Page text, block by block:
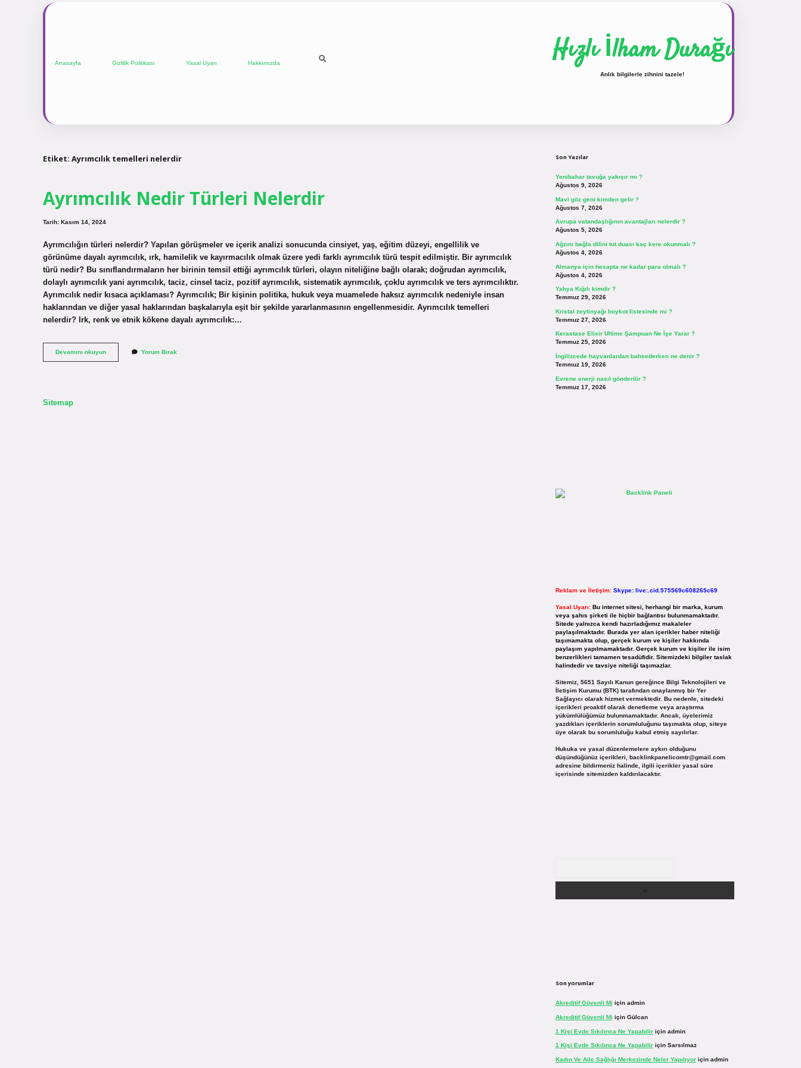
Anasayfa Gizlilik Politikası Yasal Uyarı Hakkımızda Hızlı İlham Durağı
Anlık bilgilerle zihnini tazele!
Etiket: Ayrımcılık temelleri nelerdir
Ayrımcılık Nedir Türleri Nelerdir
Tarih: Kasım 14, 2024
Ayrımcılığın türleri nelerdir? Yapılan görüşmeler ve içerik analizi sonucunda cinsiyet, yaş, eğitim düzeyi, engellilik ve
görünüme dayalı ayrımcılık, ırk, hamilelik ve kayırmacılık olmak üzere yedi farklı ayrımcılık türü tespit edilmiştir. Bir ayrımcılık
türü nedir? Bu sınıflandırmaların her birinin temsil ettiği ayrımcılık türleri, olayın niteliğine bağlı olarak; doğrudan ayrımcılık,
dolaylı ayrımcılık yani ayrımcılık, taciz, cinsel taciz, pozitif ayrımcılık, sistematik ayrımcılık, çoklu ayrımcılık ve ters ayrımcılıktır.
Ayrımcılık nedir kısaca açıklaması? Ayrımcılık; Bir kişinin politika, hukuk veya muamelede haksız ayrımcılık nedeniyle insan
haklarından ve diğer yasal haklarından başkalarıyla eşit bir şekilde yararlanmasının engellenmesidir. Ayrımcılık temelleri
nelerdir? Irk, renk ve etnik kökene dayalı ayrımcılık:…
Devamını okuyunAyrımcılık
Nedir
Yorum Bırak
Sitemap
Son Yazılar
Yenibahar tavuğa yakışır mı ?
Ağustos 9, 2026
Mavi göz geni kimden gelir ?
Ağustos 7, 2026
Avrupa vatandaşlığının avantajları nelerdir ?
Ağustos 5, 2026
Ağzını bağla dilini tut duası kaç kere okunmalı ?
Ağustos 4, 2026
Almanya için hesapta ne kadar para olmalı ?
Ağustos 4, 2026
Yahya Kığılı kimdir ?
Temmuz 29, 2026
Kristal zeytinyağı boykot listesinde mi ?
Temmuz 27, 2026
Kerastase Elixir Ultime Şampuan Ne İşe Yarar ?
Temmuz 25, 2026
İngilizcede hayvanlardan bahsederken ne denir ?
Temmuz 19, 2026
Evrene enerji nasıl gönderilir ?
Temmuz 17, 2026
Reklam ve İletişim: Skype: live:.cid.575569c608265c69
Yasal Uyarı: Bu internet sitesi, herhangi bir marka, kurum
veya şahıs şirketi ile hiçbir bağlantısı bulunmamaktadır.
Sitede yalnızca kendi hazırladığımız makaleler
paylaşılmaktadır. Burada yer alan içerikler haber niteliği
taşımamakta olup, gerçek kurum ve kişiler hakkında
paylaşım yapılmamaktadır. Gerçek kurum ve kişiler ile isim
benzerlikleri tamamen tesadüfidir. Sitemizdeki bilgiler taslak
halindedir ve tavsiye niteliği taşımazlar.
Sitemiz, 5651 Sayılı Kanun gereğince Bilgi Teknolojileri ve
İletişim Kurumu (BTK) tarafından onaylanmış bir Yer
Sağlayıcı olarak hizmet vermektedir. Bu nedenle, sitedeki
içerikleri proaktif olarak denetleme veya araştırma
yükümlülüğümüz bulunmamaktadır. Ancak, üyelerimiz
yazdıkları içeriklerin sorumluluğunu taşımakta olup, siteye
üye olarak bu sorumluluğu kabul etmiş sayılırlar.
Hukuka ve yasal düzenlemelere aykırı olduğunu
düşündüğünüz içerikleri, backlinkpanelicomtr@gmail.com
adresine bildirmeniz halinde, ilgili içerikler yasal süre
içerisinde sitemizden kaldırılacaktır.
Son yorumlar
Akreditif Güvenli Mi için admin
Akreditif Güvenli Mi için Gülcan
1 Kişi Evde Sıkılınca Ne Yapabiliriçin admin
1 Kişi Evde Sıkılınca Ne Yapabiliriçin Sarsılmaz
Kadın Ve Aile Sağlığı Merkezinde Neler Yapılıyoriçin admin